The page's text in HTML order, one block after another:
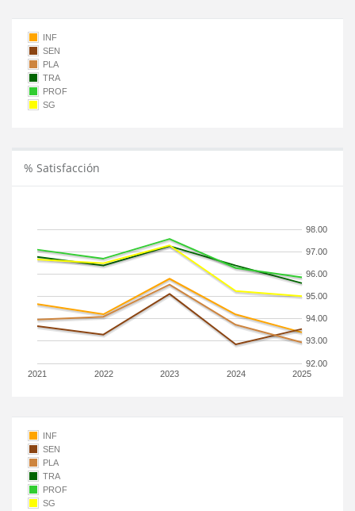
INF
SEN
PLA
TRA
PROF
SG
% Satisfacción
2021 2022 2023 2024 2025
92.00
93.00
94.00
95.00
96.00
97.00
98.00
INF
SEN
PLA
TRA
PROF
SG